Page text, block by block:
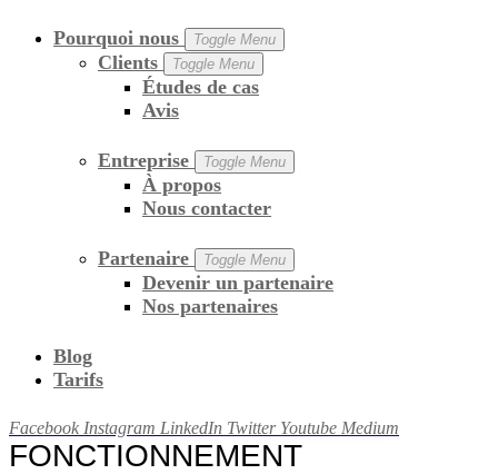
Pourquoi nous Toggle Menu
Clients Toggle Menu
Études de cas
Avis
Entreprise Toggle Menu
À propos
Nous contacter
Partenaire Toggle Menu
Devenir un partenaire
Nos partenaires
Blog
Tarifs
Facebook Instagram LinkedIn Twitter Youtube Medium
FONCTIONNEMENT